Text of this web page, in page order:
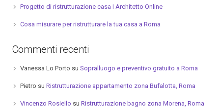
Progetto di ristrutturazione casa I Architetto Online
Cosa misurare per ristrutturare la tua casa a Roma
Commenti recenti
Vanessa Lo Porto su Sopralluogo e preventivo gratuito a Roma
Pietro su Ristrutturazione appartamento zona Bufalotta, Roma
Vincenzo Rosiello su Ristrutturazione bagno zona Morena, Roma